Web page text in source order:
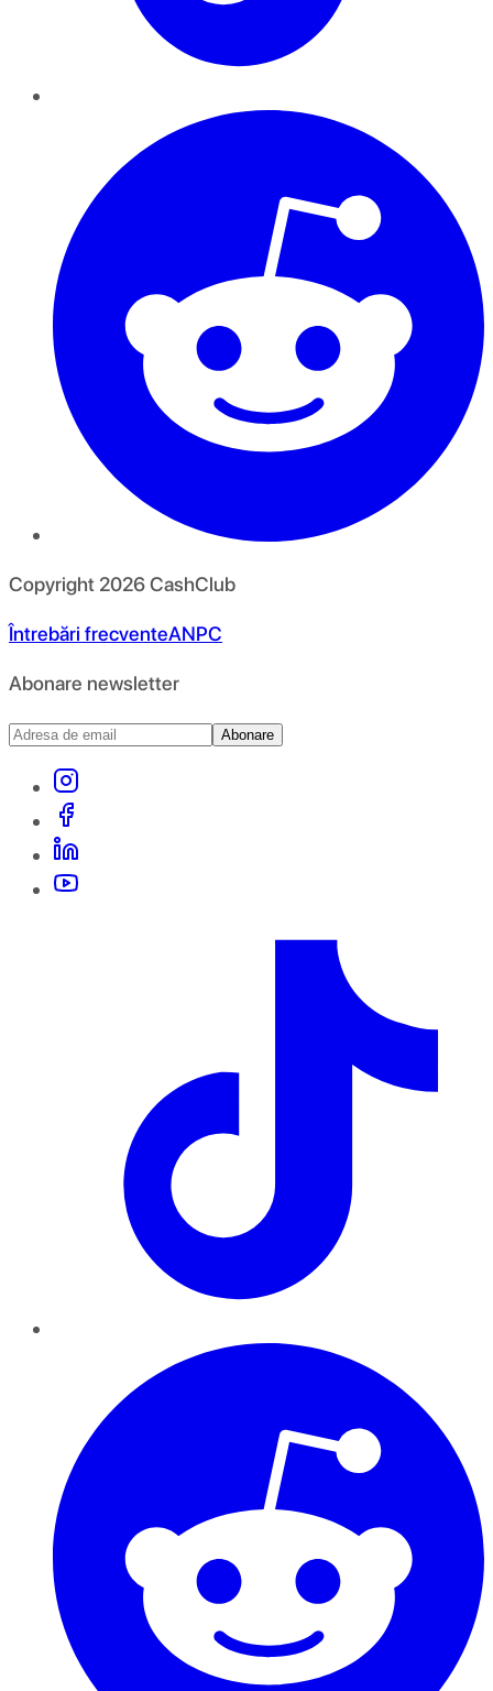
Copyright 2026CashClub
Întrebări frecventeANPC
Abonare newsletter
Abonare